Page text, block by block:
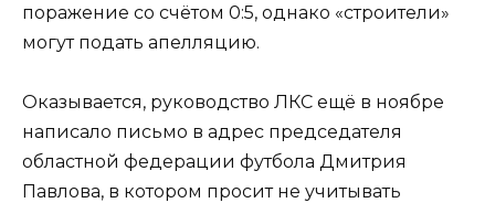
поражение со счётом 0:5, однако «строители»
могут подать апелляцию.
Оказывается, руководство ЛКС ещё в ноябре
написало письмо в адрес председателя
областной федерации футбола Дмитрия
Павлова, в котором просит не учитывать